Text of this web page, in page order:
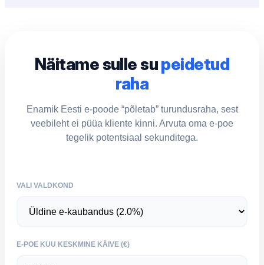
Näitame sulle supeidetud
raha
Enamik Eesti e-poode “põletab” turundusraha, sest
veebileht ei püüa kliente kinni. Arvuta oma e-poe
tegelik potentsiaal sekunditega.
VALI VALDKOND
E-POE KUU KESKMINE KÄIVE (€)